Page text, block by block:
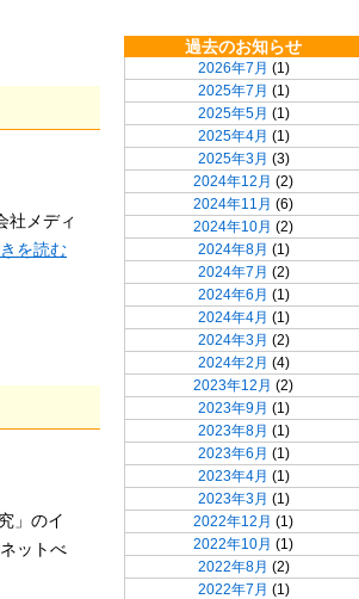
社メディ
を読む
」のイ
ットべ
過去のお知らせ
2026年7月 (1)
2025年7月 (1)
2025年5月 (1)
2025年4月 (1)
2025年3月 (3)
2024年12月 (2)
2024年11月 (6)
2024年10月 (2)
2024年8月 (1)
2024年7月 (2)
2024年6月 (1)
2024年4月 (1)
2024年3月 (2)
2024年2月 (4)
2023年12月 (2)
2023年9月 (1)
2023年8月 (1)
2023年6月 (1)
2023年4月 (1)
2023年3月 (1)
2022年12月 (1)
2022年10月 (1)
2022年8月 (2)
2022年7月 (1)